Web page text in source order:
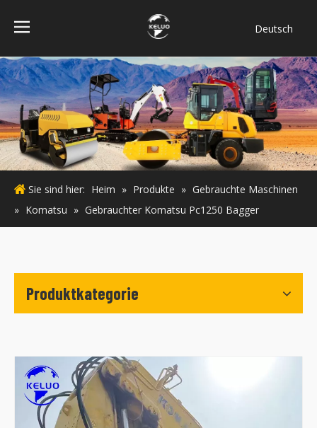
Deutsch
Bahasa
indonesia
Türk dili
ไทย
Italiano
Português
Español
Pусский
Sie sind hier: Heim » Produkte » Gebrauchte Maschinen
» Komatsu » Gebrauchter Komatsu Pc1250 Bagger
Produktkategorie